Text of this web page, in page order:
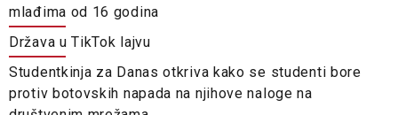
mlađima od 16 godina
Država u TikTok lajvu
Studentkinja za Danas otkriva kako se studenti bore
protiv botovskih napada na njihove naloge na